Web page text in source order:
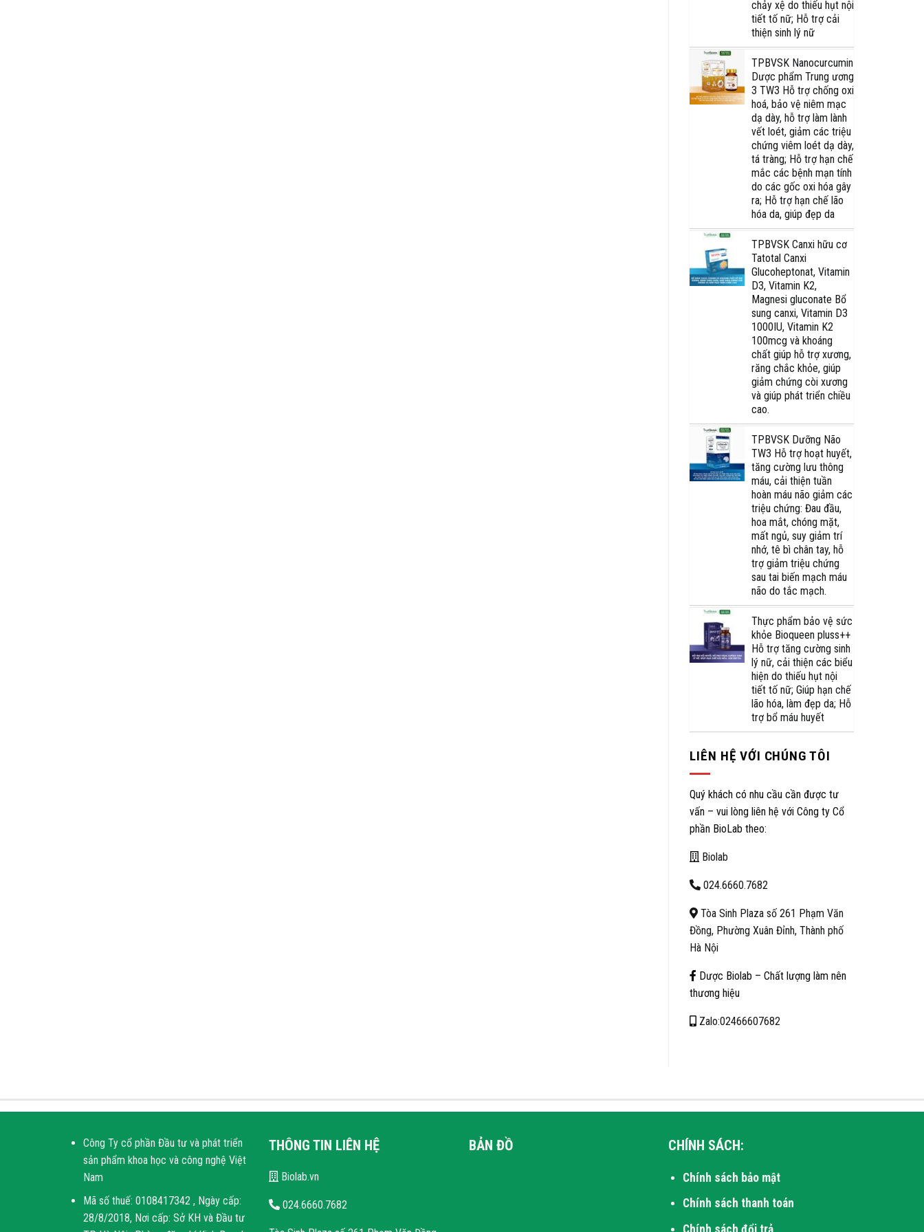
chảy xệ do thiếu hụt nội
tiết tố nữ; Hỗ trợ cải
thiện sinh lý nữ
TPBVSK Nanocurcumin
Dược phẩm Trung ương
3 TW3 Hỗ trợ chống oxi
hoá, bảo vệ niêm mạc
dạ dày, hỗ trợ làm lành
vết loét, giảm các triệu
chứng viêm loét dạ dày,
tá tràng; Hỗ trợ hạn chế
mắc các bệnh mạn tính
do các gốc oxi hóa gây
ra; Hỗ trợ hạn chế lão
hóa da, giúp đẹp da
TPBVSK Canxi hữu cơ
Tatotal Canxi
Glucoheptonat, Vitamin
D3, Vitamin K2,
Magnesi gluconate Bổ
sung canxi, Vitamin D3
1000IU, Vitamin K2
100mcg và khoáng
chất giúp hỗ trợ xương,
răng chắc khỏe, giúp
giảm chứng còi xương
và giúp phát triển chiều
cao.
TPBVSK Dưỡng Não
TW3 Hỗ trợ hoạt huyết,
tăng cường lưu thông
máu, cải thiện tuần
hoàn máu não giảm các
triệu chứng: Đau đầu,
hoa mắt, chóng mặt,
mất ngủ, suy giảm trí
nhớ, tê bì chân tay, hỗ
trợ giảm triệu chứng
sau tai biến mạch máu
não do tắc mạch.
Thực phẩm bảo vệ sức
khỏe Bioqueen pluss++
Hỗ trợ tăng cường sinh
lý nữ, cải thiện các biểu
hiện do thiếu hụt nội
tiết tố nữ; Giúp hạn chế
lão hóa, làm đẹp da; Hỗ
trợ bổ máu huyết
LIÊN HỆ VỚI CHÚNG TÔI
Quý khách có nhu cầu cần được tư
vấn – vui lòng liên hệ với Công ty Cổ
phần BioLab theo:
Biolab
024.6660.7682
Tòa Sinh Plaza số 261 Phạm Văn
Đồng, Phường Xuân Đỉnh, Thành phố
Hà Nội
Dược Biolab – Chất lượng làm nên
thương hiệu
Zalo:02466607682
Công Ty cổ phần Đầu tư và phát triển
sản phẩm khoa học và công nghệ Việt
Nam
Mã số thuế: 0108417342 , Ngày cấp:
28/8/2018, Nơi cấp: Sở KH và Đầu tư
THÔNG TIN LIÊN HỆ
Biolab.vn
024.6660.7682
BẢN ĐỒ CHÍNH SÁCH:
Chính sách bảo mật
Chính sách thanh toán
Chính sách đổi trả